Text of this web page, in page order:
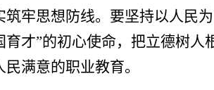
筑牢思想防线。要坚持以人民
育才”的初心使命，把立德树人
满意的职业教育。